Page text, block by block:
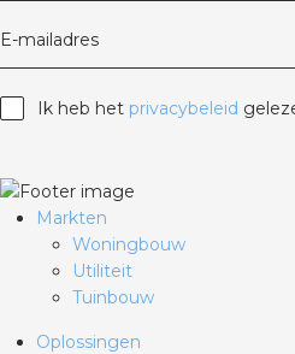
E-mailadres
Ik heb het privacybeleid
Markten
Woningbouw
Utiliteit
Tuinbouw
Oplossingen